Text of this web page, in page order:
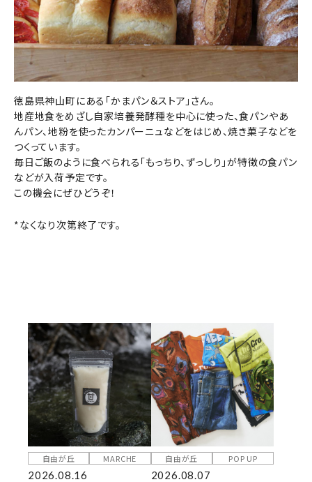
徳島県神山町にある「かまパン＆ストア」さん。
地産地食をめざし自家培養発酵種を中心に使った、食パンやあ
んパン、地粉を使ったカンパーニュなどをはじめ、焼き菓子などを
つくっています。
毎日ご飯のように食べられる「もっちり、ずっしり」が特徴の食パン
などが入荷予定です。
この機会にぜひどうぞ！
*なくなり次第終了です。
自由が丘 MARCHE
2026.08.16
自由が丘 POP UP
2026.08.07